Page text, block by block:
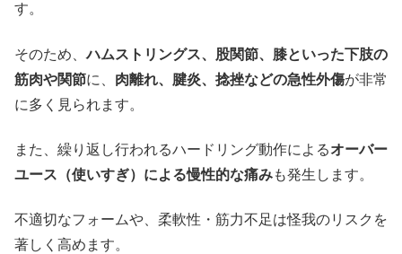
す。
そのため、ハムストリングス、股関節、膝といった下肢の
筋肉や関節に、 肉離れ、腱炎、捻挫などの急性外傷が非常
に多く見られます。
また、繰り返し行われるハードリング動作によるオーバー
ユース（使いすぎ）による慢性的な痛みも発生します。
不適切なフォームや、柔軟性・筋力不足は怪我のリスクを
著しく高めます。